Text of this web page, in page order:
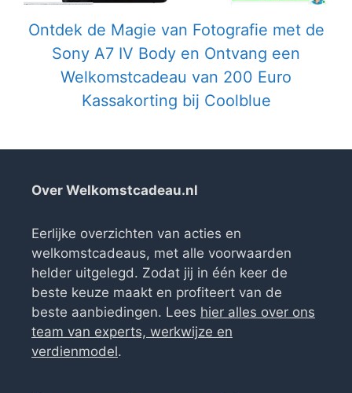
Ontdek de Magie van Fotografie met de
Sony A7 IV Body en Ontvang een
Welkomstcadeau van 200 Euro
Kassakorting bij Coolblue
Over Welkomstcadeau.nl
Eerlijke overzichten van acties en
welkomstcadeaus, met alle voorwaarden
helder uitgelegd. Zodat jij in één keer de
beste keuze maakt en profiteert van de
beste aanbiedingen. Lees hier alles over ons
team van experts, werkwijze en
verdienmodel.